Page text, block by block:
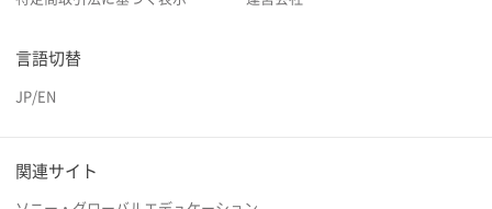
言語切替
JP/EN
関連サイト